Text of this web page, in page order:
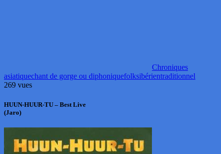
Chroniques
asiatiquechant de gorge ou diphoniquefolksibérientraditionnel
269 vues
HUUN-HUUR-TU – Best Live
(Jaro)